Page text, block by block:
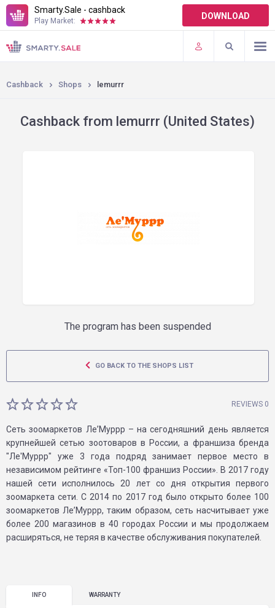
Smarty.Sale - cashback
Play Market: DOWNLOAD
TERMS OF USE
PLUGINS
Cashback Shops lemurrr
Cashback from lemurrr (United States)
The program has been suspended
GO BACK TO THE SHOPS LIST
REVIEWS 0
Сеть зоомаркетов Ле’Муррр – на сегодняшний день является
крупнейшей сетью зоотоваров в России, а франшиза бренда
"Ле'Муррр" уже 3 года подряд занимает первое место в
независимом рейтинге «Топ-100 франшиз России». В 2017 году
нашей сети исполнилось 20 лет со дня открытия первого
зоомаркета сети. С 2014 по 2017 год было открыто более 100
зоомаркетов Ле’Муррр, таким образом, сеть насчитывает уже
более 200 магазинов в 40 городах России и мы продолжаем
расширяться, не теряя в качестве обслуживания покупателей.
INFO WARRANTY